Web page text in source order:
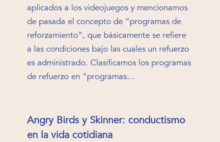
aplicados a los videojuegos y mencionamos
de pasada el concepto de “programas de
reforzamiento”, que básicamente se refiere
a las condiciones bajo las cuales un refuerzo
es administrado. Clasificamos los programas
de refuerzo en “programas…
Angry Birds y Skinner: conductismo
en la vida cotidiana